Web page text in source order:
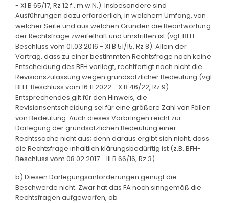
- XI B 65/17, Rz 12 f., m.w.N.). Insbesondere sind
Ausführungen dazu erforderlich, in welchem Umfang, von
welcher Seite und aus welchen Gründen die Beantwortung
der Rechtsfrage zweifelhaft und umstritten ist (vgl. BFH-
Beschluss vom 01.03.2016 - XI B 51/15, Rz 8). Allein der
Vortrag, dass zu einer bestimmten Rechtsfrage noch keine
Entscheidung des BFH vorliegt, rechtfertigt noch nicht die
Revisionszulassung wegen grundsätzlicher Bedeutung (vgl.
BFH-Beschluss vom 16.11.2022 - X B 46/22, Rz 9).
Entsprechendes gilt für den Hinweis, die
Revisionsentscheidung sei für eine größere Zahl von Fällen
von Bedeutung. Auch dieses Vorbringen reicht zur
Darlegung der grundsätzlichen Bedeutung einer
Rechtssache nicht aus; denn daraus ergibt sich nicht, dass
die Rechtsfrage inhaltlich klärungsbedürftig ist (z.B. BFH-
Beschluss vom 08.02.2017 - III B 66/16, Rz 3).
b) Diesen Darlegungsanforderungen genügt die
Beschwerde nicht. Zwar hat das FA noch sinngemäß die
Rechtsfragen aufgeworfen, ob